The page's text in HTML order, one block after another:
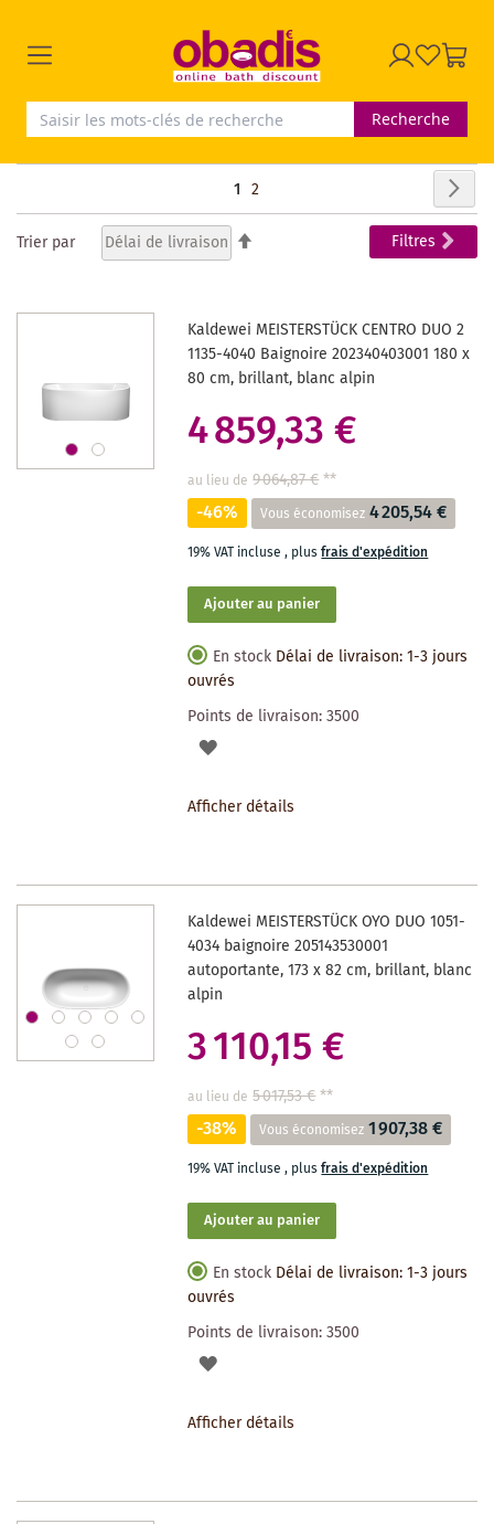
Recherche
Page
Vous
page
1 Page
2
Trier par Filtres
Kaldewei MEISTERSTÜCK CENTRO DUO 2
1135-4040 Baignoire 202340403001 180 x
80 cm, brillant, blanc alpin
4 859,33 €
au lieu de 9 064,87 €**
-46% Vous économisez 4 205,54 €
19% VAT incluse, plusfrais d'expédition
Ajouter au panier
En stock Délai de livraison: 1-3 jours
ouvrés
Points de livraison:3500
AJOUTER
SOUHAITS
Afficher détails
Kaldewei MEISTERSTÜCK OYO DUO 1051-
4034 baignoire 205143530001
autoportante, 173 x 82 cm, brillant, blanc
alpin
3 110,15 €
au lieu de 5 017,53 €**
-38% Vous économisez 1 907,38 €
19% VAT incluse, plusfrais d'expédition
Ajouter au panier
En stock Délai de livraison: 1-3 jours
ouvrés
Points de livraison:3500
AJOUTER
Afficher détails